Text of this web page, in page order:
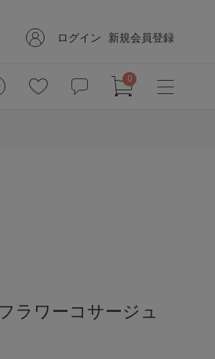
ログイン 新規会員登録
0
ラワーコサージュ